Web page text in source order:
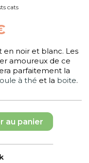
cats
en noir et blanc. Les
amoureux de ce
parfaitement la
à thé et la boite.
au panier